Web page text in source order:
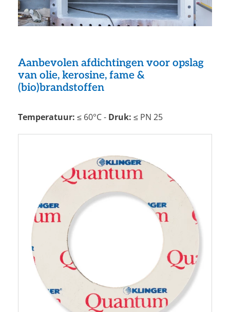
Aanbevolen afdichtingen voor opslag
van olie, kerosine, fame &
(bio)brandstoffen
Temperatuur: ≤ 60°C - Druk: ≤ PN 25